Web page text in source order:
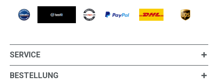
SERVICE
BESTELLUNG